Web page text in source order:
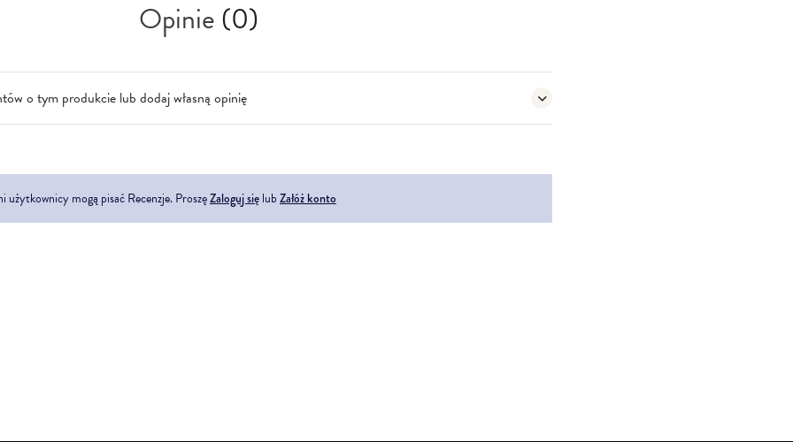
Opinie(0)
o tym produkcie lub dodaj własną opinię
użytkownicy mogą pisać Recenzje. ProszęZaloguj się lub Załóż konto